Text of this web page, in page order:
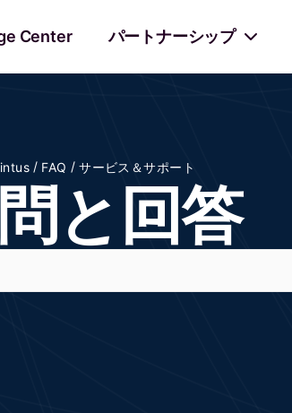
Center パートナーシップ
/ FAQ / サービス＆サポート
と回答